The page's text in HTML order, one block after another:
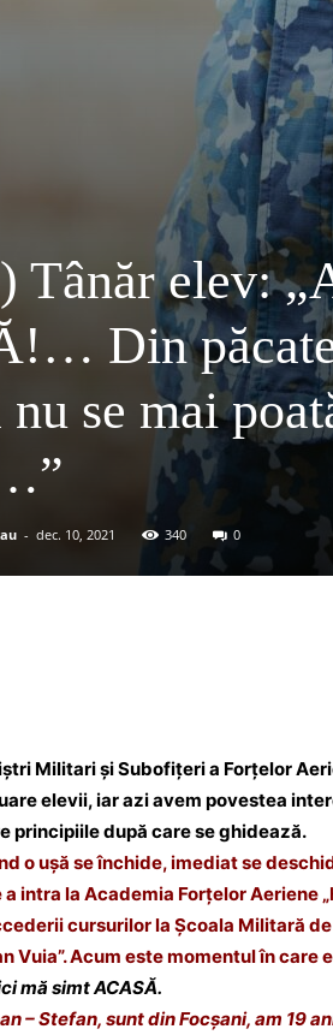
Tânăr elev:
Din
nu se mai
- dec. 10, 2021 340 0
Militari și Subofițeri a Forțelor
elevii, iar azi avem povestea
principiile după care se ghidează.
o ușă se închide, imediat se
a intra la Academia Forțelor Aeriene
cursurilor la Școala Militară
Vuia”. Acum este momentul în care
mă simt ACASĂ.
– Stefan, sunt din Focșani, am 19